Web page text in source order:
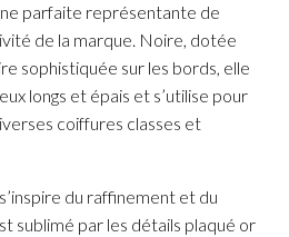
parfaite représentante de
de la marque. Noire, dotée
sophistiquée sur les bords, elle
longs et épais et s’utilise pour
coiffures classes et
du raffinement et du
sublimé par les détails plaqué or